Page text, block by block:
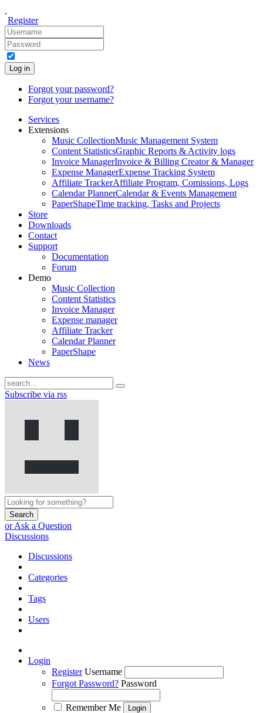
Register
Log in
Forgot your password?
Forgot your username?
Services
Extensions
Music CollectionMusic Management System
Content StatisticsGraphic Reports & Activity logs
Invoice ManagerInvoice & Billing Creator & Manager
Expense ManagerExpense Tracking System
Affiliate TrackerAffiliate Program, Comissions, Logs
Calendar PlannerCalendar & Events Management
PaperShapeTime tracking, Tasks and Projects
Store
Downloads
Contact
Support
Documentation
Forum
Demo
Music Collection
Content Statistics
Invoice Manager
Expense manager
Affiliate Tracker
Calendar Planner
PaperShape
News
Subscribe via rss
Search
or Ask a Question
Discussions
Discussions
Categories
Tags
Users
Login
Register Username
Forgot Password? Password
Remember Me